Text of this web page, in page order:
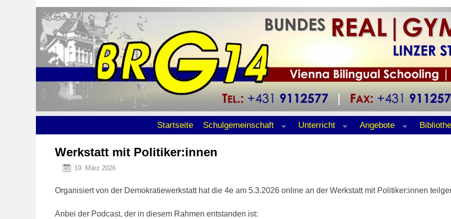
Zum sekundären Inhalt wechselnStartseite Schulgemeinschaft Unterricht Angebote
Werkstatt mit Politiker:innen
19. März 2026
Organisiert von der Demokratiewerkstatt hat die 4e am 5.3.2026 online an der Werkstatt mit Politiker:innen
Anbei der Podcast, der in diesem Rahmen entstanden ist: